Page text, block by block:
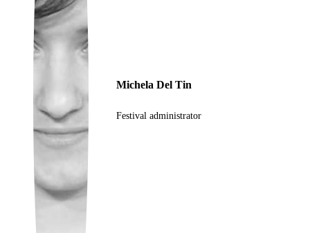
Ukrainian
Michela Del Tin
Festival administrator